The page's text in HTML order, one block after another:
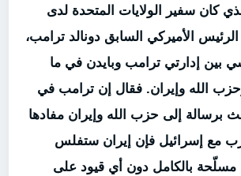
كان سفير الولايات المتحدة لدى
الأميركي السابق دونالد ترامب،
بين إدارتي ترامب وبايدن في ما
الله وإيران. فقال إن ترامب في
برسالة إلى حزب الله وإيران مفادها
مع إسرائيل فإن إيران ستفلس
بالكامل دون أي قيود على